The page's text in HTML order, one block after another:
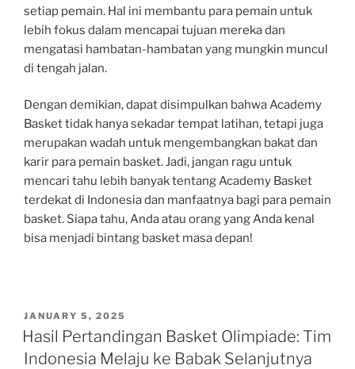
setiap pemain. Hal ini membantu para pemain untuk
lebih fokus dalam mencapai tujuan mereka dan
mengatasi hambatan-hambatan yang mungkin muncul
di tengah jalan.
Dengan demikian, dapat disimpulkan bahwa Academy
Basket tidak hanya sekadar tempat latihan, tetapi juga
merupakan wadah untuk mengembangkan bakat dan
karir para pemain basket. Jadi, jangan ragu untuk
mencari tahu lebih banyak tentang Academy Basket
terdekat di Indonesia dan manfaatnya bagi para pemain
basket. Siapa tahu, Anda atau orang yang Anda kenal
bisa menjadi bintang basket masa depan!
POSTED
ON
JANUARY 5, 2025
Hasil Pertandingan Basket Olimpiade: Tim
Indonesia Melaju ke Babak Selanjutnya